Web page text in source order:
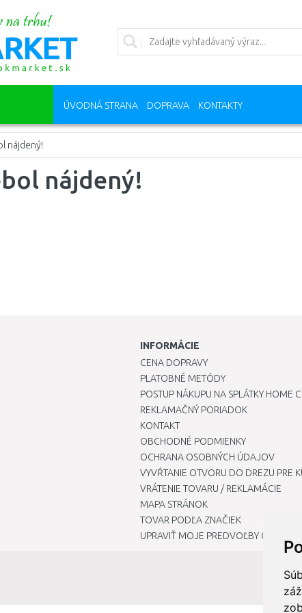
ÚVODNÁ STRANA DOPRAVA KONTAKTY
nájdený!
nájdený!
INFORMÁCIE
CENA DOPRAVY
PLATOBNÉ METÓDY
POSTUP NÁKUPU NA SPLÁTKY HOME
REKLAMAČNÝ PORIADOK
KONTAKT
OBCHODNÉ PODMIENKY
OCHRANA OSOBNÝCH ÚDAJOV
VYVŔTANIE OTVORU DO DREZU PRE
VRÁTENIE TOVARU / REKLAMÁCIE
MAPA STRÁNOK
TOVAR PODĽA ZNAČIEK
UPRAVIŤ MOJE PREDVOĽBY COOKIES